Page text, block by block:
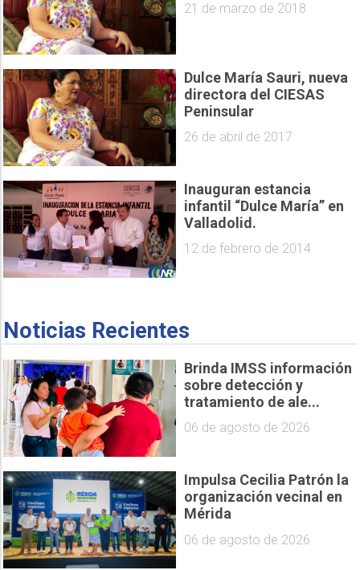
21 de marzo de 2018
Dulce María Sauri, nueva
directora del CIESAS
Peninsular
26 de abril de 2017
Inauguran estancia
infantil “Dulce María” en
Valladolid.
12 de febrero de 2014
Noticias Recientes
Brinda IMSS información
sobre detección y
tratamiento de ale...
06 de agosto de 2026
Impulsa Cecilia Patrón la
organización vecinal en
Mérida
06 de agosto de 2026